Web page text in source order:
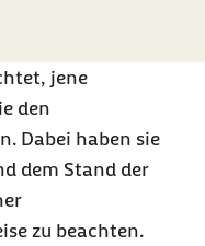
jene
den
Dabei haben sie
dem Stand der
zu beachten.